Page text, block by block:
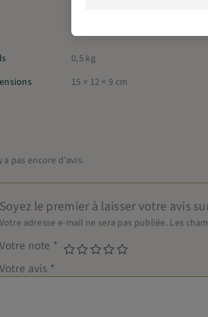
0,5 kg
15 × 12 × 9 cm
a pas encore d’avis.
Soyez le premier à laisser votre avis
Votre adresse e-mail ne sera pas publiée. Les
Votre note *
Votre avis *